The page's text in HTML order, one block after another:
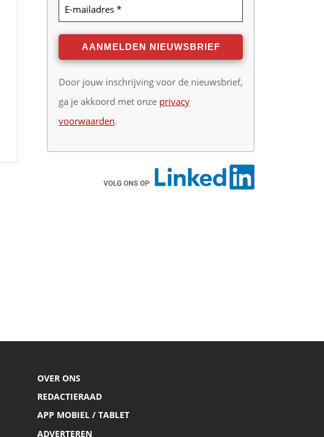
Door jouw inschrijving voor de nieuwsbrief,
ga je akkoord met onze privacy
voorwaarden.
OVER ONS
REDACTIERAAD
APP MOBIEL / TABLET
ADVERTEREN